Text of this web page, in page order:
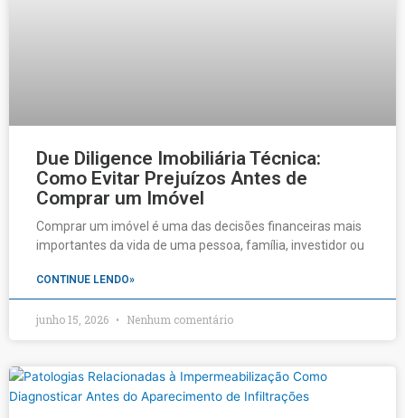
Due Diligence Imobiliária Técnica:
Como Evitar Prejuízos Antes de
Comprar um Imóvel
Comprar um imóvel é uma das decisões financeiras mais
importantes da vida de uma pessoa, família, investidor ou
CONTINUE LENDO»
junho 15, 2026 Nenhum comentário